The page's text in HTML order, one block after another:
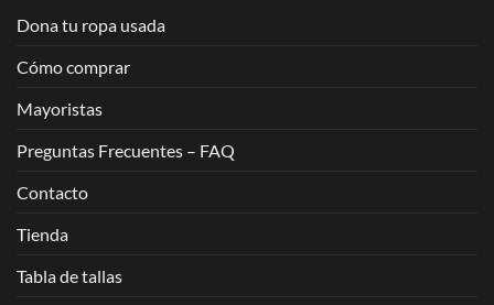
Dona tu ropa usada
Cómo comprar
Mayoristas
Preguntas Frecuentes – FAQ
Contacto
Tienda
Tabla de tallas